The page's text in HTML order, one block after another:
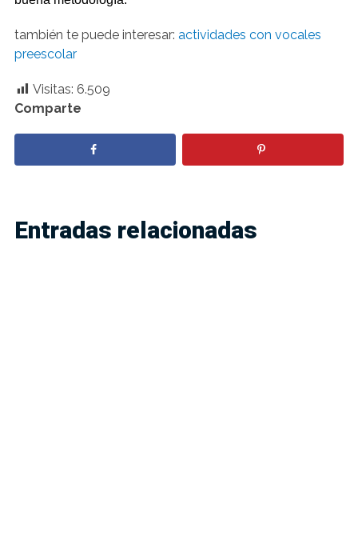
también te puede interesar: actividades con vocales
preescolar
Visitas: 6.509
Comparte
Entradas relacionadas